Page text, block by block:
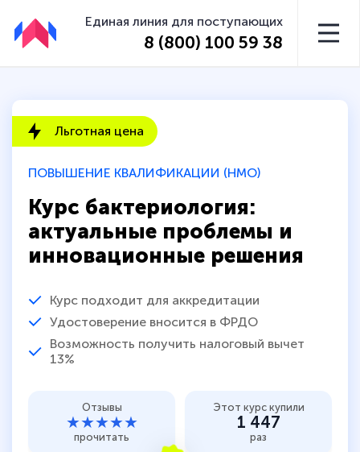
Единая линия для поступающих
8 (800) 100 59 38
ПОВЫШЕНИЕ КВАЛИФИКАЦИИ (НМО)
Курс бактериология:
актуальные проблемы и
инновационные решения
Курс подходит для аккредитации
Удостоверение вносится в ФРДО
Возможность получить налоговый вычет
13%
Льготная цена
Отзывы
★★★★★
прочитать
Этот курс купили
1 447
раз